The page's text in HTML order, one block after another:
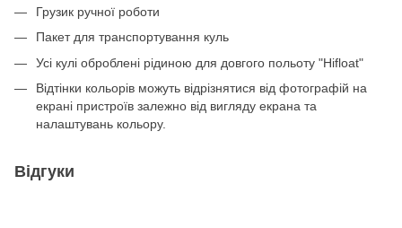
Грузик ручної роботи
Пакет для транспортування куль
Усі кулі оброблені рідиною для довгого польоту "Hifloat"
Відтінки кольорів можуть відрізнятися від фотографій на
екрані пристроїв залежно від вигляду екрана та
налаштувань кольору.
Відгуки